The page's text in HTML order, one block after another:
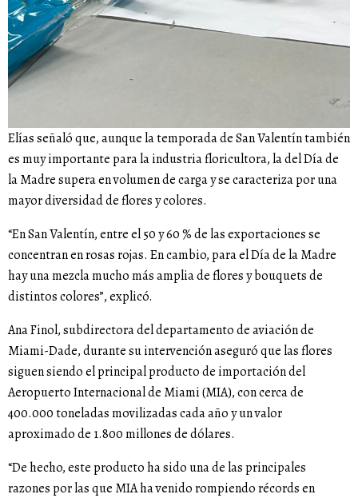
Elías señaló que, aunque la temporada de San Valentín también
es muy importante para la industria floricultora, la del Día de
la Madre supera en volumen de carga y se caracteriza por una
mayor diversidad de flores y colores.
“En San Valentín, entre el 50 y 60 % de las exportaciones se
concentran en rosas rojas. En cambio, para el Día de la Madre
hay una mezcla mucho más amplia de flores y bouquets de
distintos colores”, explicó.
Ana Finol, subdirectora del departamento de aviación de
Miami-Dade, durante su intervención aseguró que las flores
siguen siendo el principal producto de importación del
Aeropuerto Internacional de Miami (MIA), con cerca de
400.000 toneladas movilizadas cada año y un valor
aproximado de 1.800 millones de dólares.
“De hecho, este producto ha sido una de las principales
razones por las que MIA ha venido rompiendo récords en